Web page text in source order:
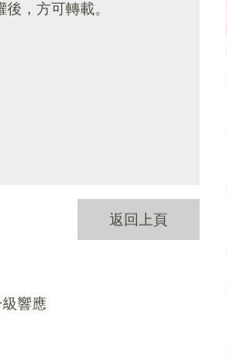
後，方可轉載。
返回上頁
響應